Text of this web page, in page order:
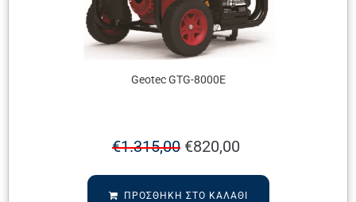
Geotec GTG-8000E
€1.315,00 €820,00
ΠΡΟΣΘΉΚΗ ΣΤΟ ΚΑΛΆΘΙ